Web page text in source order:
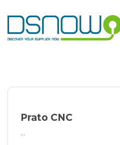
to
content
Prato CNC
...